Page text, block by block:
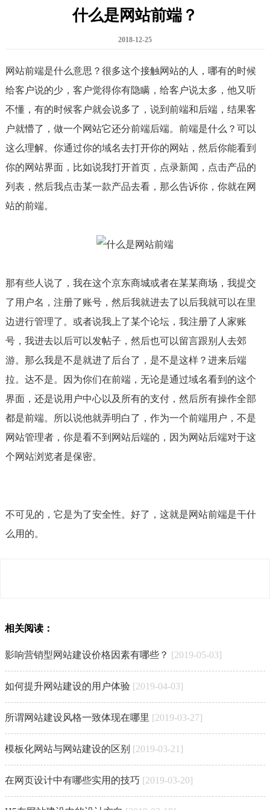
什么是网站前端？
2018-12-25
网站前端是什么意思？很多这个接触网站的人，哪有的时候
给客户说的少，客户觉得你有隐瞒，给客户说太多，他又听
不懂，有的时候客户就会说多了，说到前端和后端，结果客
户就懵了，做一个网站它还分前端后端。前端是什么？可以
这么理解。你通过你的域名去打开你的网站，然后你能看到
你的网站界面，比如说我打开首页，点录新闻，点击产品的
列表，然后我点击某一款产品去看，那么告诉你，你就在网
站的前端。
那有些人说了，我在这个京东商城或者在某某商场，我提交
了用户名，注册了账号，然后我就进去了以后我就可以在里
边进行管理了。或者说我上了某个论坛，我注册了人家账
号，我进去以后可以发帖子，然后也可以留言跟别人去郊
游。那么我是不是就进了后台了，是不是这样？进来后端
拉。达不是。因为你们在前端，无论是通过域名看到的这个
界面，还是说用户中心以及所有的支付，然后所有操作全部
都是前端。所以说他就弄明白了，作为一个前端用户，不是
网站管理者，你是看不到网站后端的，因为网站后端对于这
个网站浏览者是保密。
不可见的，它是为了安全性。好了，这就是网站前端是干什
么用的。
相关阅读：
影响营销型网站建设价格因素有哪些？ [2019-05-03]
如何提升网站建设的用户体验 [2019-04-03]
所谓网站建设风格一致体现在哪里 [2019-03-27]
模板化网站与网站建设的区别 [2019-03-21]
在网页设计中有哪些实用的技巧 [2019-03-20]